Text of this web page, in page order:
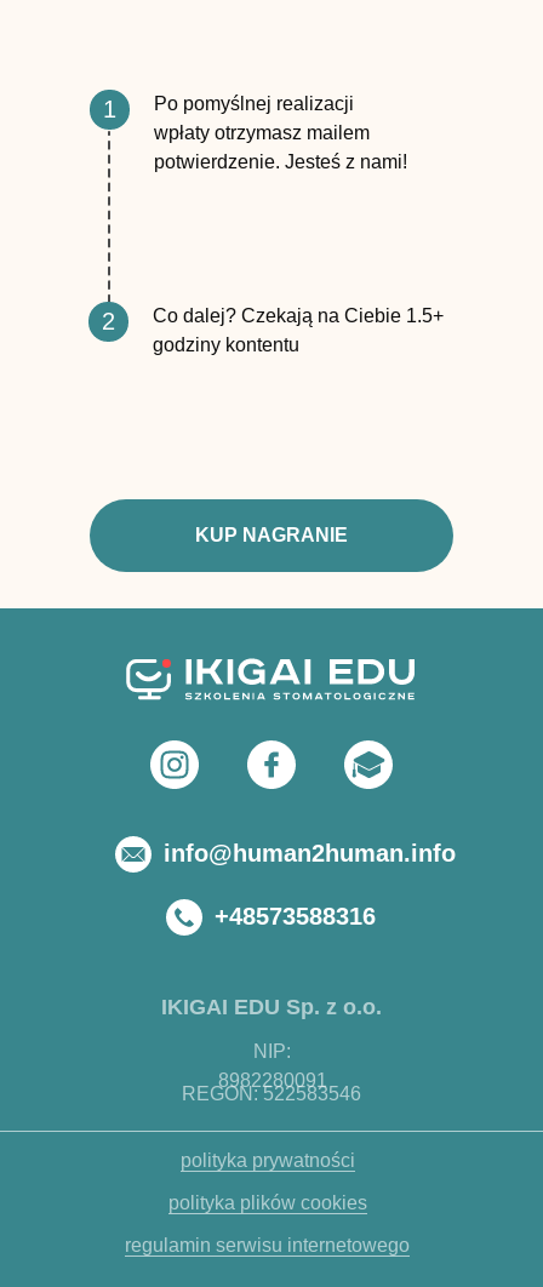
Po pomyślnej realizacji
wpłaty otrzymasz mailem
potwierdzenie. Jesteś z nami!
1
Co dalej? Czekają na Ciebie 1.5+
godziny kontentu
2
KUP NAGRANIE
info@human2human.info
NIP:
8982280091
+48573588316
REGON: 522583546
polityka prywatności
polityka plików cookies
regulamin serwisu internetowego
IKIGAI EDU Sp. z o.o.